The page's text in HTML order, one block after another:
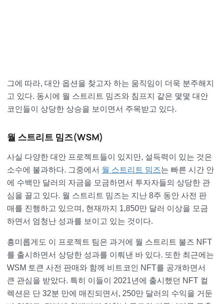
그에 따라, 대안 옵션을 찾고자 하는 움직임이 더욱 분주해지
고 있다. 동시에 월 스트리트 밈즈와 침프지 같은 몇몇 대안
코인들이 상당한 상승을 보이면서 주목받고 있다.
월 스트리트 밈즈(WSM)
사실 다양한 대안 프로젝트들이 있지만, 설득력이 있는 것은
소수에 불과하다. 그중에서 월 스트리트 밈즈는 빠른 시간 안
에 수백만 달러의 자금을 모금하면서 투자자들의 상당한 관
심을 끌고 있다. 월 스트리트 밈즈는 지난 8주 동안 사전 판
매를 진행하고 있으며, 현재까지 1,850만 달러 이상을 모금
하면서 엄청난 성과를 보이고 있는 것이다.
흥미롭게도 이 프로젝트 팀은 과거에 월 스트리트 불즈 NFT
를 출시하면서 상당한 성과를 이뤄낸 바 있다. 또한 최근에는
WSM 토큰 사전 판매와 함께 비트코인 NFT를 공개하면서
큰 관심을 받았다. 특히 이들이 2021년에 출시했던 NFT 컬
렉션은 단 32분 만에 매진되면서, 250만 달러의 수익을 거둔